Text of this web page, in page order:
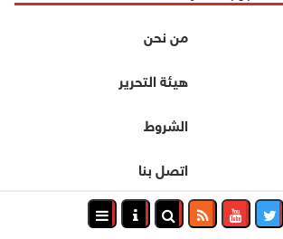
من نحن
هيئة التحرير
الشروط
اتصل بنا